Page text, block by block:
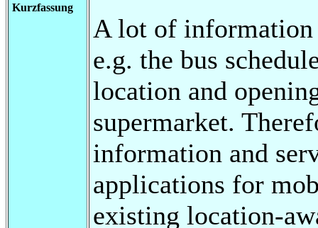
Kurzfassung
A lot of
e.g. the bus
location and
supermarket.
information and
applications for
existing location-